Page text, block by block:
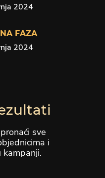
2024
FAZA
2024
sve
i
kampanji.